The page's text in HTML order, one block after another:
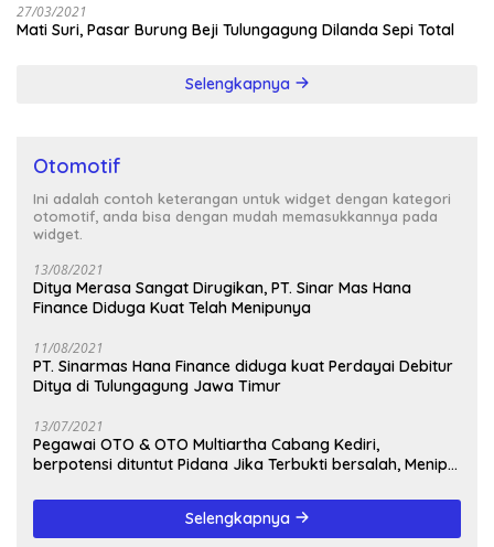
27/03/2021
Mati Suri, Pasar Burung Beji Tulungagung Dilanda Sepi Total
Selengkapnya
Otomotif
Ini adalah contoh keterangan untuk widget dengan kategori
otomotif, anda bisa dengan mudah memasukkannya pada
widget.
13/08/2021
Ditya Merasa Sangat Dirugikan, PT. Sinar Mas Hana
Finance Diduga Kuat Telah Menipunya
11/08/2021
PT. Sinarmas Hana Finance diduga kuat Perdayai Debitur
Ditya di Tulungagung Jawa Timur
13/07/2021
Pegawai OTO & OTO Multiartha Cabang Kediri,
berpotensi dituntut Pidana Jika Terbukti bersalah, Menipu
Selengkapnya